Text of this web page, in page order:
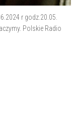
r godz.20.05.
Polskie Radio